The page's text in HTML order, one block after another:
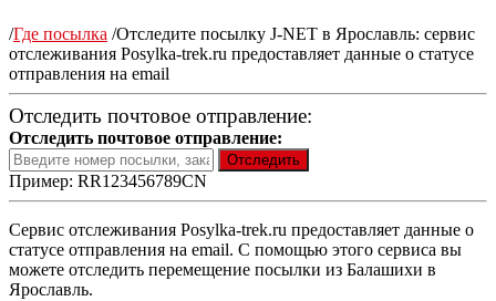
/Где посылка /Отследите посылку J-NET в Ярославль: сервис
отслеживания Posylka-trek.ru предоставляет данные о статусе
отправления на email
Отследить почтовое отправление:
Отследить почтовое отправление:
Пример: RR123456789CN
Сервис отслеживания Posylka-trek.ru предоставляет данные о
статусе отправления на email. С помощью этого сервиса вы
можете отследить перемещение посылки из Балашихи в
Ярославль.